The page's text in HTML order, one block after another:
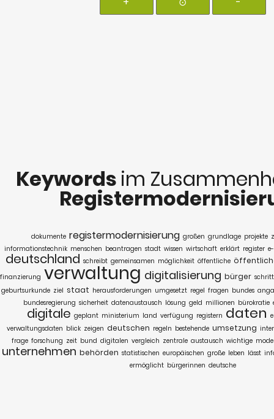
Keywords im
dokumente registermodernisierung großen grundlage projekte
informationstechnik menschen beantragen stadt wissen wirtschaft erklärt register
deutschland schreibt gemeinsamen möglichkeit öffentliche
finanzierung verwaltung digitalisierung bürger schritt
geburtsurkunde ziel staat herausforderungen umgesetzt regel fragen bundes
bundesregierung sicherheit datenaustausch lösung geld millionen bürokratie
digitale geplant ministerium land verfügung registern daten
verwaltungsdaten blick zeigen deutschen regeln bestehende umsetzung
frage forschung zeit bund digitalen vergleich zentrale austausch wichtige
unternehmen behörden statistischen europäischen große leben lässt
ermöglicht bürgerinnen deutsche